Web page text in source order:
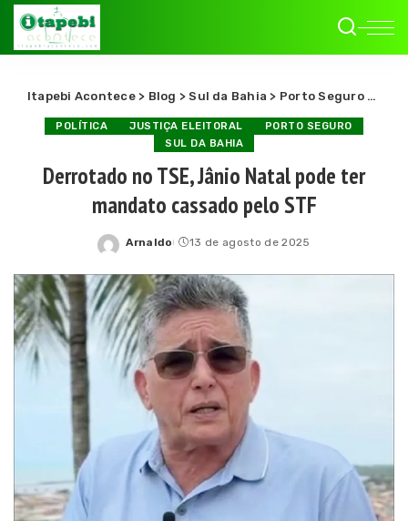
Itapebi Acontece> Blog >Sul da Bahia > Porto Seguro>
POLÍTICA JUSTIÇA ELEITORAL
PORTO SEGURO
SUL DA BAHIA
Derrotado no TSE, Jânio Natal pode ter
mandato cassado pelo STF
Posted
Arnaldo 13 de agosto de 2025